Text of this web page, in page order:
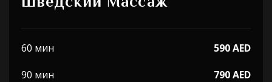
60 мин
590 AED
90 мин
790 AED